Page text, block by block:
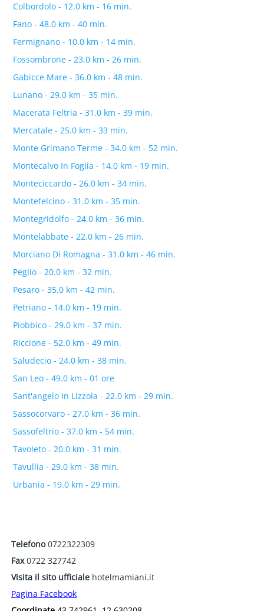
Colbordolo - 12.0 km - 16 min.
Fano - 48.0 km - 40 min.
Fermignano - 10.0 km - 14 min.
Fossombrone - 23.0 km - 26 min.
Gabicce Mare - 36.0 km - 48 min.
Lunano - 29.0 km - 35 min.
Macerata Feltria - 31.0 km - 39 min.
Mercatale - 25.0 km - 33 min.
Monte Grimano Terme - 34.0 km - 52 min.
Montecalvo In Foglia - 14.0 km - 19 min.
Monteciccardo - 26.0 km - 34 min.
Montefelcino - 31.0 km - 35 min.
Montegridolfo - 24.0 km - 36 min.
Montelabbate - 22.0 km - 26 min.
Morciano Di Romagna - 31.0 km - 46 min.
Peglio - 20.0 km - 32 min.
Pesaro - 35.0 km - 42 min.
Petriano - 14.0 km - 19 min.
Piobbico - 29.0 km - 37 min.
Riccione - 52.0 km - 49 min.
Saludecio - 24.0 km - 38 min.
San Leo - 49.0 km - 01 ore
Sant'angelo In Lizzola - 22.0 km - 29 min.
Sassocorvaro - 27.0 km - 36 min.
Sassofeltrio - 37.0 km - 54 min.
Tavoleto - 20.0 km - 31 min.
Tavullia - 29.0 km - 38 min.
Urbania - 19.0 km - 29 min.
Telefono0722322309
Fax0722 327742
Visita il sito ufficiale hotelmamiani.it
Pagina Facebook